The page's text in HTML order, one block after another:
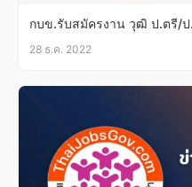
กบข.รับสมัครงาน วุฒิ ป.ตรี/
28 ธ.ค. 2022